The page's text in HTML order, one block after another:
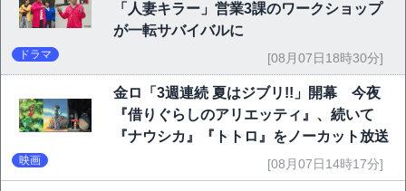
「人妻キラー」営業3課のワークショップ
が一転サバイバルに
ドラマ [08月07日18時30分]
金ロ「3週連続 夏はジブリ!!」開幕 今夜
『借りぐらしのアリエッティ』、続いて
『ナウシカ』『トトロ』をノーカット放送
映画 [08月07日14時17分]